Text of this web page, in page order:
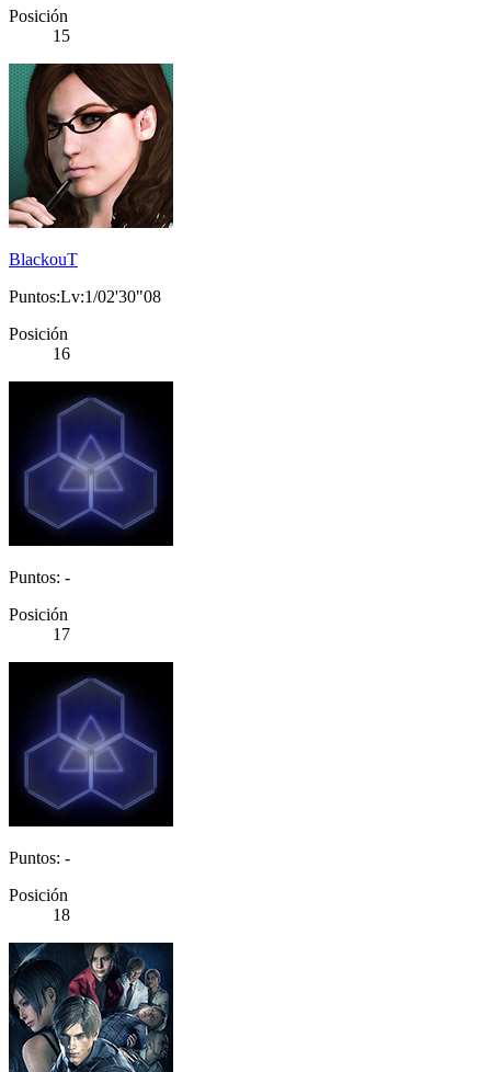
Posición
15
BlackouT
Puntos:Lv:1/02'30"08
Posición
16
Puntos: -
Posición
17
Puntos: -
Posición
18